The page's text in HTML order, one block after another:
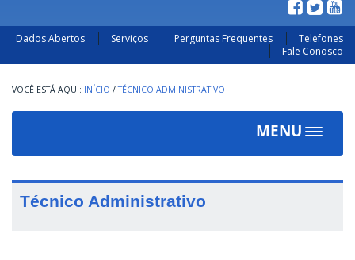
Dados Abertos Serviços Perguntas Frequentes
Telefones
Fale Conosco
INÍCIO / TÉCNICO ADMINISTRATIVO
MENU
Toggle
Técnico Administrativo